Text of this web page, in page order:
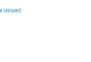
Lektionen)